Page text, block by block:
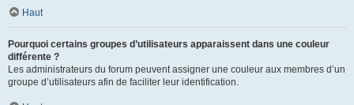
Haut
Pourquoi certains groupes d’utilisateurs apparaissent dans une couleur
différente ?
Les administrateurs du forum peuvent assigner une couleur aux membres d’un
groupe d’utilisateurs afin de faciliter leur identification.